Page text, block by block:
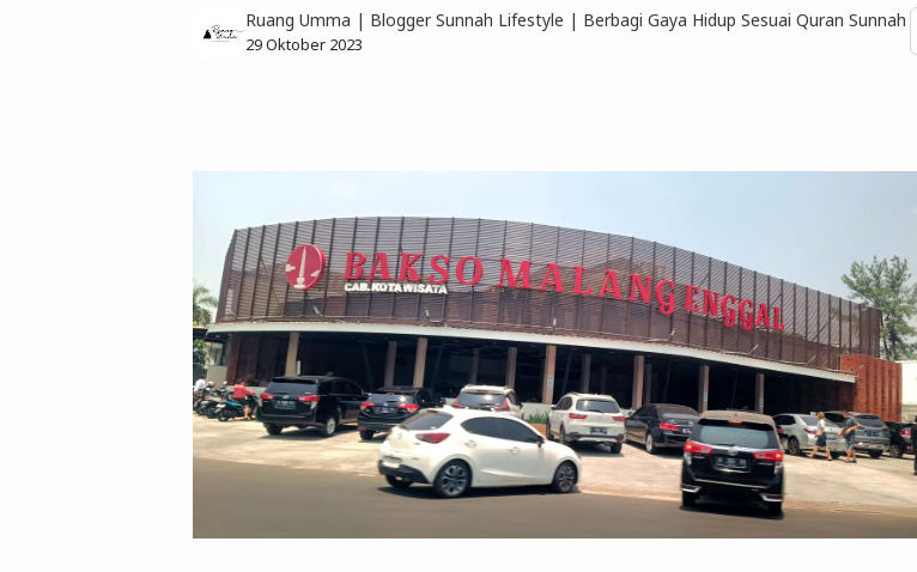
Ruang Umma | Blogger Sunnah Lifestyle | Berbagi Gaya Hidup Sesuai Quran Sunnah
29 Oktober 2023